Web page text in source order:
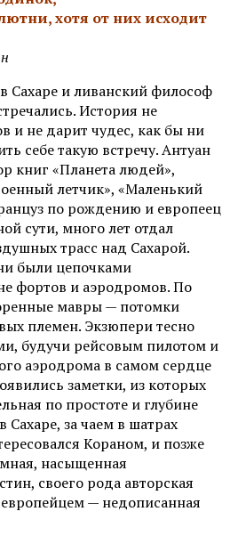
хотя от них исходит
Сахаре и ливанский философ
История не
и не дарит чудес, как бы ни
себе такую встречу. Антуан
книг «Планета людей»,
летчик», «Маленький
по рождению и европеец
сути, много лет отдал
трасс над Сахарой.
были цепочками
фортов и аэродромов. По
мавры — потомки
племен. Экзюпери тесно
будучи рейсовым пилотом и
аэродрома в самом сердце
заметки, из которых
по простоте и глубине
за чаем в шатрах
Кораном, и позже
насыщенная
своего рода авторская
— недописанная